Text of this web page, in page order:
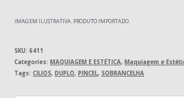
IMAGEM ILUSTRATIVA. PRODUTO IMPORTADO.
SKU: 6411
Categories: MAQUIAGEM E ESTÉTICA, Maquiagem e
Tags: CILIOS, DUPLO, PINCEL, SOBRANCELHA